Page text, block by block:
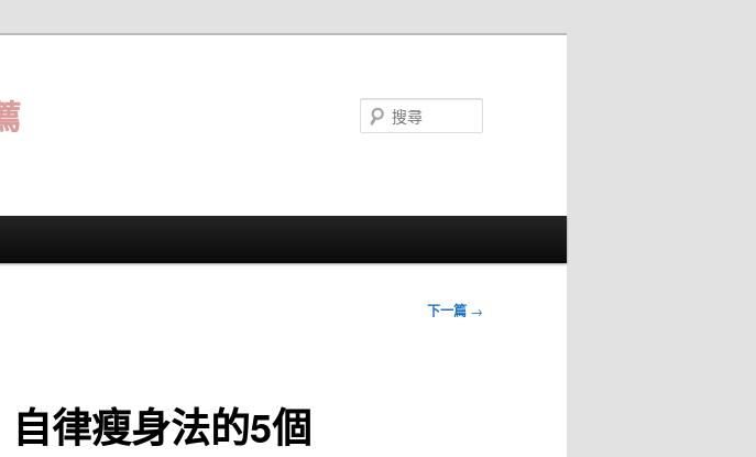
下一篇 →
律瘦身法的5個